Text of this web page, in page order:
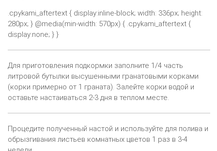
.cpykami_aftertext { display:inline-block; width: 336px; height:
280px; } @media(min-width: 570px) { .cpykami_aftertext {
display:none; } }
Для приготовления подкормки заполните 1/4 часть
литровой бутылки высушенными гранатовыми корками
(корки примерно от 1 граната). Залейте корки водой и
оставьте настаиваться 2-3 дня в теплом месте.
Процедите полученный настой и используйте для полива и
обрызгивания листьев комнатных цветов 1 раз в 3-4